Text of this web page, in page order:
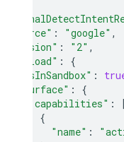
"source" : "google" ,
"version" : "2" ,
"payload" :
{
"isInSandbox" :
"surface" :
{
"capabilities" :
{
"name" :